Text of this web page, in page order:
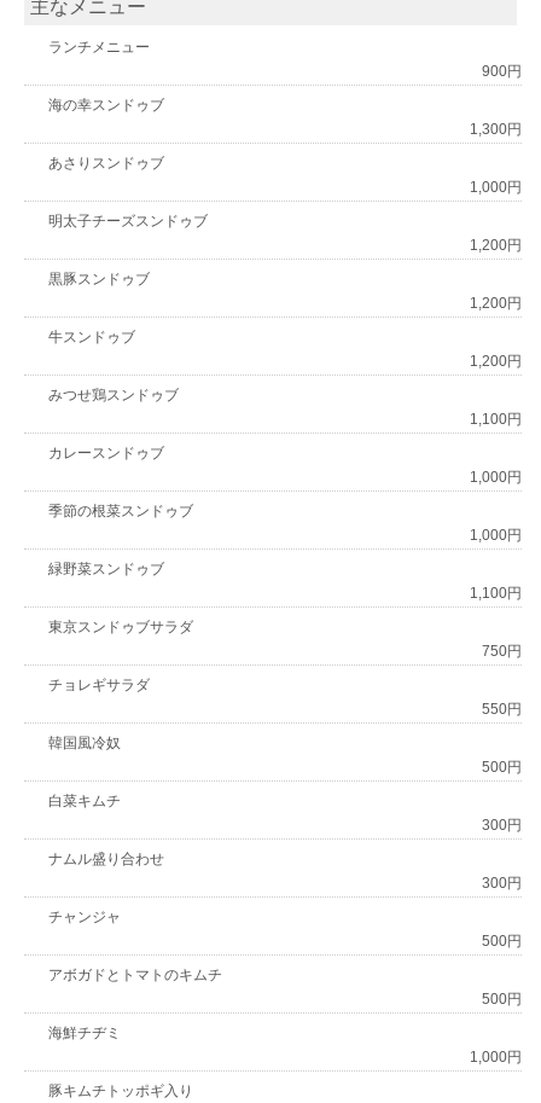
主なメニュー
ランチメニュー
900円
海の幸スンドゥブ
1,300円
あさりスンドゥブ
1,000円
明太子チーズスンドゥブ
1,200円
黒豚スンドゥブ
1,200円
牛スンドゥブ
1,200円
みつせ鶏スンドゥブ
1,100円
カレースンドゥブ
1,000円
季節の根菜スンドゥブ
1,000円
緑野菜スンドゥブ
1,100円
東京スンドゥブサラダ
750円
チョレギサラダ
550円
韓国風冷奴
500円
白菜キムチ
300円
ナムル盛り合わせ
300円
チャンジャ
500円
アボガドとトマトのキムチ
500円
海鮮チヂミ
1,000円
豚キムチトッポギ入り